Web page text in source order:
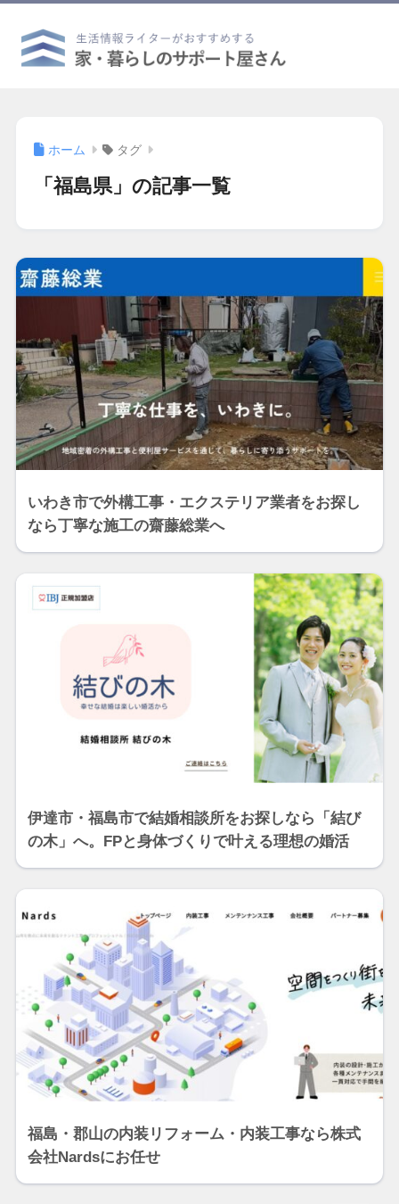
ホーム タグ
「福島県」の記事一覧
いわき市で外構工事・エクステリア業者をお探し
なら丁寧な施工の齋藤総業へ
伊達市・福島市で結婚相談所をお探しなら「結び
の木」へ。FPと身体づくりで叶える理想の婚活
福島・郡山の内装リフォーム・内装工事なら株式
会社Nardsにお任せ